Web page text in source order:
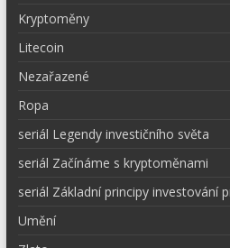
Kryptoměny
Litecoin
Nezařazené
Ropa
seriál Legendy investičního světa
seriál Začínáme s kryptoměnami
seriál Základní principy investování
Umění